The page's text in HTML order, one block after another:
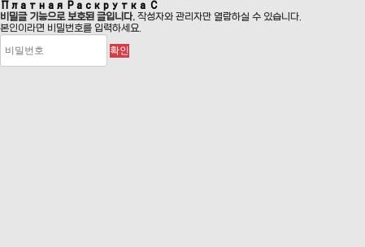
Платная Раскрутка С
비밀글 기능으로 보호된 글입니다. 작성자와 관리자만 열람하실 수 있습니다.
본인이라면 비밀번호를 입력하세요.